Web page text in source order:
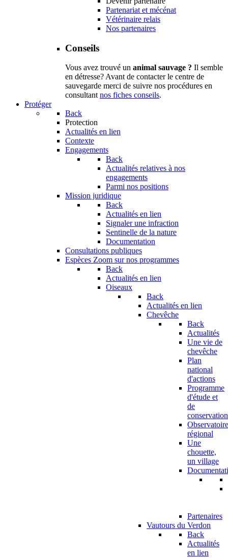
Partenariat et mécénat
Vétérinaire relais
Nos partenaires
Conseils
Vous avez trouvé un animal sauvage ? Il semble
en détresse? Avant de contacter le centre de
sauvegarde merci de suivre nos procédures en
consultantnos fiches conseils.
Protéger
Back
Protection
Actualités en lien
Contexte
Engagements
Back
Actualités relatives à nos
engagements
Parmi nos positions
Mission juridique
Back
Actualités en lien
Signaler une infraction
Sentinelle de la nature
Documentation
Consultations publiques
Espèces Zoom sur nos programmes
Back
Actualités en lien
Oiseaux
Back
Actualités en lien
Chevêche
Back
Actualités
Une vie de
chevêche
Plan
national
d'actions
Programme
d'étude et
de
conservation
Observatoire
régional
Une
chouette,
un village
Partenaires
Vautours du Verdon
Back
Actualités
en lien